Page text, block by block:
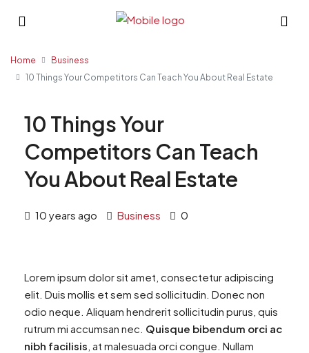
Home
Business
10 Things Your Competitors Can Teach You About Real Estate
10 Things Your
Competitors Can Teach
You About Real Estate
10 years ago Business 0
Lorem ipsum dolor sit amet, consectetur adipiscing
elit. Duis mollis et sem sed sollicitudin. Donec non
odio neque. Aliquam hendrerit sollicitudin purus, quis
rutrum mi accumsan nec. Quisque bibendum orci ac
nibh facilisis , at malesuada orci congue. Nullam